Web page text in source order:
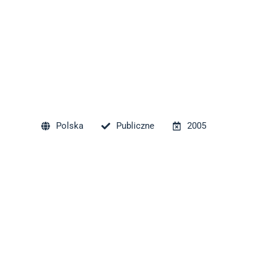
Polska Publiczne 2005